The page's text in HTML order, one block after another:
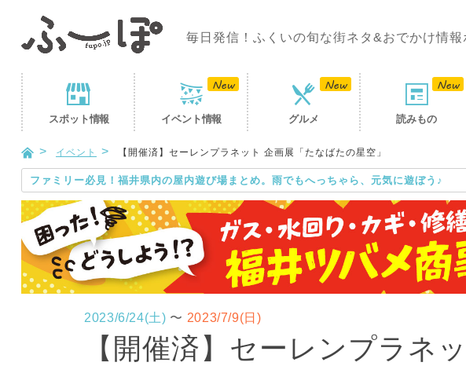
毎日発信！ふくいの旬な街ネタ&おでかけ情報
スポット情報 イベント情報 グルメ 読みもの
イベント 【開催済】セーレンプラネット 企画展「たなばたの星空」
ファミリー必見！福井県内の屋内遊び場まとめ。雨でもへっちゃら、元気に遊ぼう♪
2023/6/24(土) 〜 2023/7/9(日)
【開催済】セーレンプラネ